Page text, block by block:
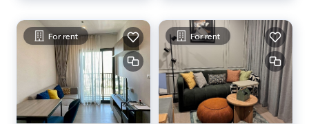
For rent For rent